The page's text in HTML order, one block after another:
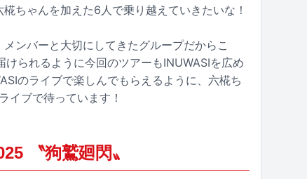
ちゃんを加えた6人で乗り越えていきたいな！
ンバーと大切にしてきたグループだからこ
られるように今回のツアーもINUWASIを広め
のライブで楽しんでもらえるように、六椛ち
イブで待っています！
〝狗鷲廻閃〟